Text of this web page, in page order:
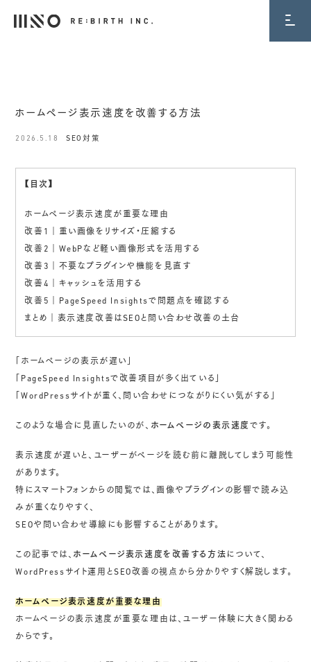
BLOG
ホームページ表示速度を改善する方法
2026.5.18 SEO対策
【目次】
ホームページ表示速度が重要な理由
改善1｜重い画像をリサイズ・圧縮する
改善2｜WebPなど軽い画像形式を活用する
改善3｜不要なプラグインや機能を見直す
改善4｜キャッシュを活用する
改善5｜PageSpeed Insightsで問題点を確認する
まとめ｜表示速度改善はSEOと問い合わせ改善の土台
「ホームページの表示が遅い」
「PageSpeed Insightsで改善項目が多く出ている」
「WordPressサイトが重く、問い合わせにつながりにくい気がする」
このような場合に見直したいのが、 ホームページの表示速度 です。
表示速度が遅いと、ユーザーがページを読む前に離脱してしまう可能性
があります。
特にスマートフォンからの閲覧では、画像やプラグインの影響で読み込
みが重くなりやすく、
SEOや問い合わせ導線にも影響することがあります。
この記事では、 ホームページ表示速度を改善する方法について、
WordPressサイト運用とSEO改善の視点から分かりやすく解説します。
ホームページ表示速度が重要な理由
ホームページの表示速度が重要な理由は、ユーザー体験に大きく関わる
からです。